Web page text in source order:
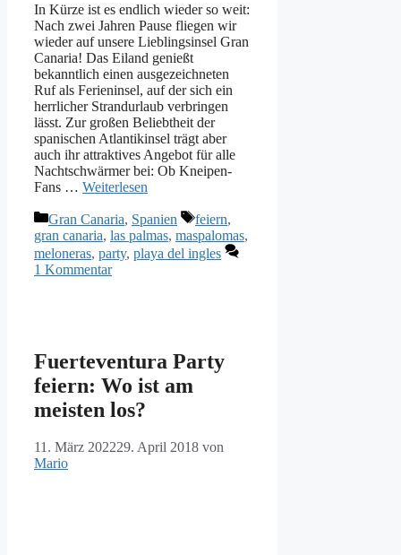
In Kürze ist es endlich wieder so weit:
Nach zwei Jahren Pause fliegen wir
wieder auf unsere Lieblingsinsel Gran
Canaria! Das Eiland genießt
bekanntlich einen ausgezeichneten
Ruf als Ferieninsel, auf der sich ein
herrlicher Strandurlaub verbringen
lässt. Zur großen Beliebtheit der
spanischen Atlantikinsel trägt aber
auch ihr attraktives Angebot für alle
Nachtschwärmer bei: Ob Kneipen-
Fans … Weiterlesen
Kategorien
Gran Canaria, Spanien Schlagwörter
feiern,
gran canaria, las palmas, maspalomas,
meloneras, party, playa del ingles
1 Kommentar
Fuerteventura Party
feiern: Wo ist am
meisten los?
11. März 202229. April 2018 von
Mario